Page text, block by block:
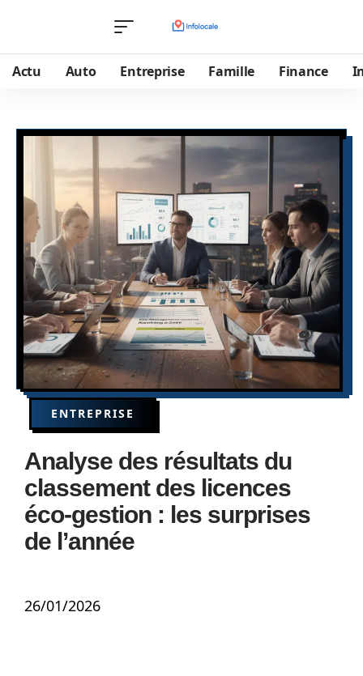
Actu Auto Entreprise Famille Finance
ENTREPRISE
Analyse des résultats du
classement des licences
éco-gestion : les surprises
de l’année
26/01/2026